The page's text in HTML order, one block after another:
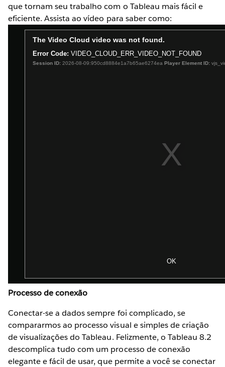
que tornam seu trabalho com o Tableau mais fácil e
eficiente. Assista ao vídeo para saber como:
Processo de conexão
Conectar-se a dados sempre foi complicado, se
compararmos ao processo visual e simples de criação
de visualizações do Tableau. Felizmente, o Tableau 8.2
descomplica tudo com um processo de conexão
elegante e fácil de usar, que permite a você se conectar